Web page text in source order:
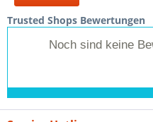
Trusted Shops Bewertungen
Noch sind keine